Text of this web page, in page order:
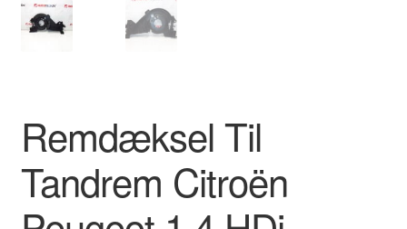
Om os
Remdæksel Til
Tandrem Citroën